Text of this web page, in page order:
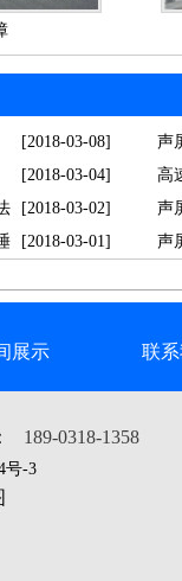
[2018-03-08]
声
术
[2018-03-04]
高
[2018-03-02]
声
[2018-03-01] 声
展示 联
189-0318-1358
号-3